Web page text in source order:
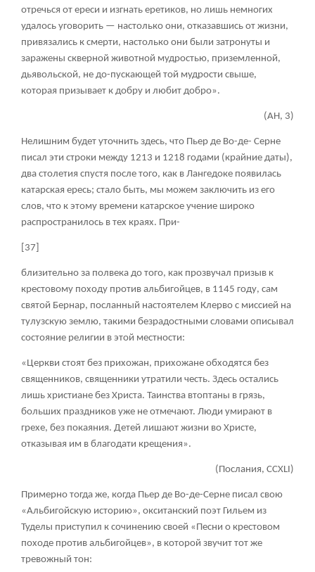
отречься от ереси и изгнать еретиков, но лишь немногих
удалось уговорить — настолько они, отказавшись от жизни,
привязались к смерти, настолько они были затронуты и
заражены скверной животной мудростью, приземленной,
дьявольской, не до-пускающей той мудрости свыше,
которая призывает к добру и любит добро».
(АН, 3)
Нелишним будет уточнить здесь, что Пьер де Во-де- Серне
писал эти строки между 1213 и 1218 годами (крайние даты),
два столетия спустя после того, как в Лангедоке появилась
катарская ересь; стало быть, мы можем заключить из его
слов, что к этому времени катарское учение широко
распространилось в тех краях. При-
[37]
близительно за полвека до того, как прозвучал призыв к
крестовому походу против альбигойцев, в 1145 году, сам
святой Бернар, посланный настоятелем Клерво с миссией на
тулузскую землю, такими безрадостными словами описывал
состояние религии в этой местности:
«Церкви стоят без прихожан, прихожане обходятся без
священников, священники утратили честь. Здесь остались
лишь христиане без Христа. Таинства втоптаны в грязь,
больших праздников уже не отмечают. Люди умирают в
грехе, без покаяния. Детей лишают жизни во Христе,
отказывая им в благодати крещения».
(Послания, CCXLI)
Примерно тогда же, когда Пьер де Во-де-Серне писал свою
«Альбигойскую историю», окситанский поэт Гильем из
Туделы приступил к сочинению своей «Песни о крестовом
походе против альбигойцев», в которой звучит тот же
тревожный тон: